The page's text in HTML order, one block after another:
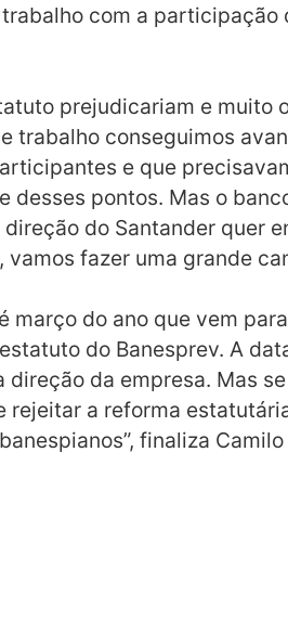
com a
prejudicariam e
trabalho conseguimos
e que
desses pontos. Mas o
do Santander quer
fazer uma grande
março do ano que vem
do Banesprev. A
da empresa. Mas
a reforma
finaliza Camilo